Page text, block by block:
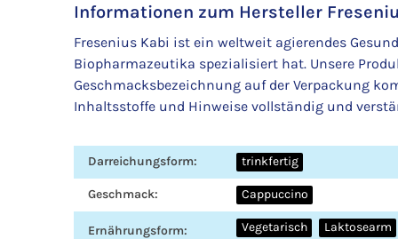
Informationen zum Hersteller
Fresenius Kabi ist ein weltweit agierendes
Biopharmazeutika spezialisiert hat. Unsere
Geschmacksbezeichnung auf der Verpackung
Inhaltsstoffe und Hinweise vollständig und
Produkteigenschaft
Wert
Darreichungsform: trinkfertig
Geschmack: Cappuccino
Ernährungsform: Vegetarisch Laktosearm